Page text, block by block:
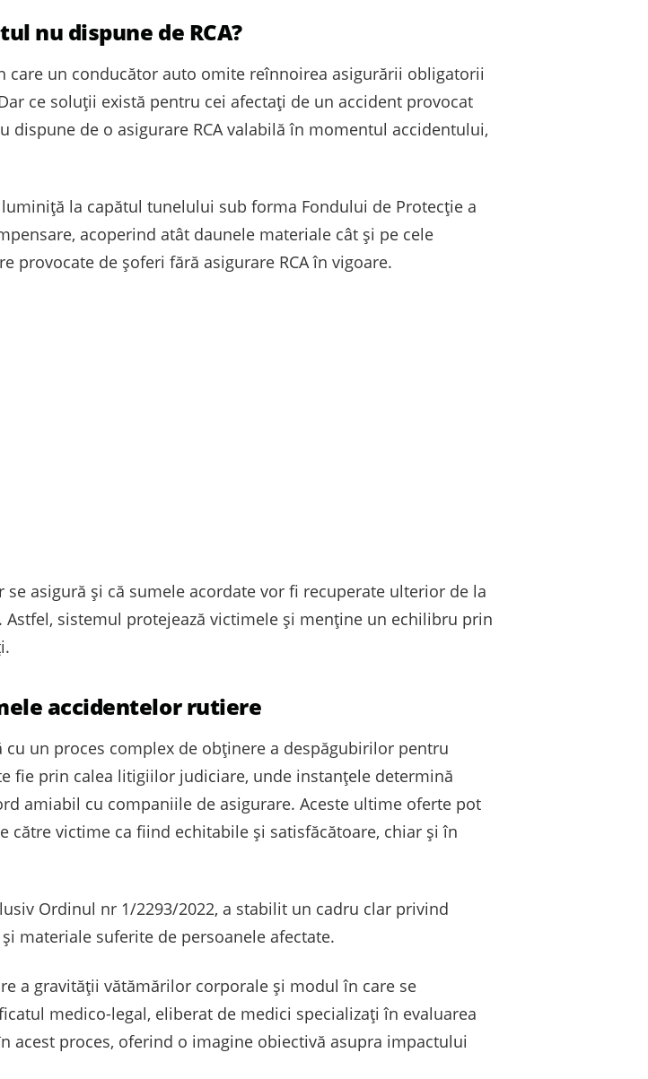
nu dispune de RCA?
un conducător auto omite reînnoirea asigurării obligatorii
ce soluții există pentru cei afectați de un accident provocat
dispune de o asigurare RCA valabilă în momentul accidentului,
la capătul tunelului sub forma Fondului de Protecție a
acoperind atât daunele materiale cât și pe cele
provocate de șoferi fără asigurare RCA în vigoare.
asigură și că sumele acordate vor fi recuperate ulterior de la
sistemul protejează victimele și menține un echilibru prin
accidentelor rutiere
un proces complex de obținere a despăgubirilor pentru
fie prin calea litigiilor judiciare, unde instanțele determină
amiabil cu companiile de asigurare. Aceste ultime oferte pot
victime ca fiind echitabile și satisfăcătoare, chiar și în
Ordinul nr 1/2293/2022, a stabilit un cadru clar privind
materiale suferite de persoanele afectate.
a gravității vătămărilor corporale și modul în care se
medico-legal, eliberat de medici specializați în evaluarea
proces, oferind o imagine obiectivă asupra impactului